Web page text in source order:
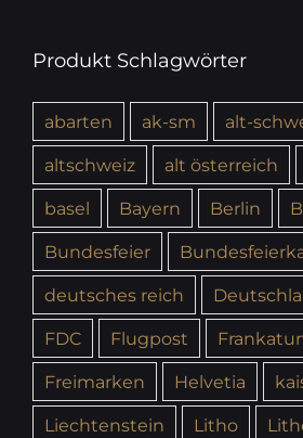
Produkt Schlagwörter
abarten ak-sm
alt-
altschweiz
alt österreich
basel
Bayern Berlin
Bundesfeier
deutsches reich
FDC
Flugpost
Freimarken
Helvetia
Liechtenstein
Litho